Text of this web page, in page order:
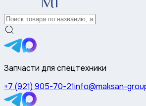
Запчасти для спецтехники
+7 (921) 905-70-21info@maksan-